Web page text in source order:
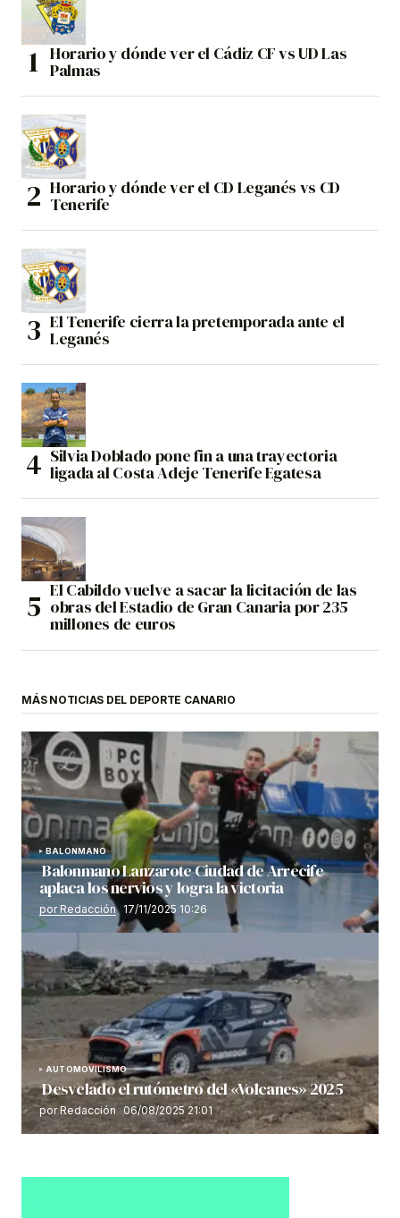
Horario y dónde ver el Cádiz CF vs UD Las
Palmas
Horario y dónde ver el CD Leganés vs CD
Tenerife
El Tenerife cierra la pretemporada ante el
Leganés
Silvia Doblado pone fin a una trayectoria
ligada al Costa Adeje Tenerife Egatesa
El Cabildo vuelve a sacar la licitación de las
obras del Estadio de Gran Canaria por 235
millones de euros
MÁS NOTICIAS DEL DEPORTE CANARIO
BALONMANO
Balonmano Lanzarote Ciudad de Arrecife
aplaca los nervios y logra la victoria
por Redacción 17/11/2025 10:26
AUTOMOVILISMO
Desvelado el rutómetro del «Volcanes» 2025
por Redacción 06/08/2025 21:01